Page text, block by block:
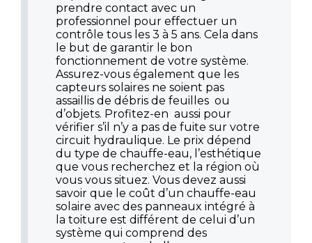
prendre contact avec un
professionnel pour effectuer un
contrôle tous les 3 à 5 ans. Cela dans
le but de garantir le bon
fonctionnement de votre système.
Assurez-vous également que les
capteurs solaires ne soient pas
assaillis de débris de feuilles ou
d’objets. Profitez-en aussi pour
vérifier s’il n’y a pas de fuite sur votre
circuit hydraulique. Le prix dépend
du type de chauffe-eau, l’esthétique
que vous recherchez et la région où
vous vous situez. Vous devez aussi
savoir que le coût d’un chauffe-eau
solaire avec des panneaux intégré à
la toiture est différent de celui d’un
système qui comprend des